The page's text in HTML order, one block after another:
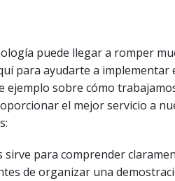
puede llegar a romper
para ayudarte a implementar
ejemplo sobre cómo
el mejor servicio a
sirve para comprender
de organizar una